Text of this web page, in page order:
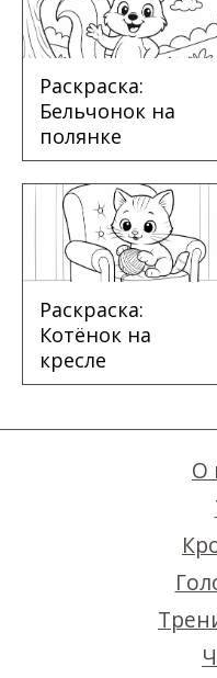
Раскраска:
Бельчонок на
полянке
Раскраска:
Котёнок на
кресле
О